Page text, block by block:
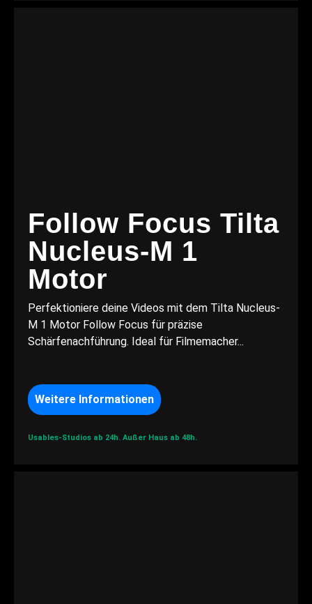
Follow Focus Tilta
Nucleus-M 1
Motor
Perfektioniere deine Videos mit dem Tilta Nucleus-
M 1 Motor Follow Focus für präzise
Schärfenachführung. Ideal für Filmemacher...
Weitere Informationen
Usables-Studios ab 24h. Außer Haus ab 48h.